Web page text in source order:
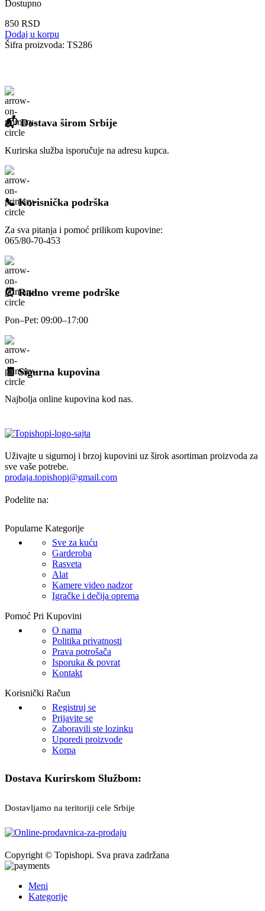
Dostupno
850 RSD
Dodaj u korpu
Šifra proizvoda: TS286
📬 Dostava širom Srbije
Kurirska služba isporučuje na adresu kupca.
📞 Korisnička podrška
Za sva pitanja i pomoć prilikom kupovine:
065/80-70-453
⏰ Radno vreme podrške
Pon–Pet: 09:00–17:00
🧾 Sigurna kupovina
Najbolja online kupovina kod nas.
Uživajte u sigurnoj i brzoj kupovini uz širok asortiman proizvoda za
sve vaše potrebe.
prodaja.topishopi@gmail.com
Podelite na:
Popularne Kategorije
Sve za kuću
Garderoba
Rasveta
Alat
Kamere video nadzor
Igračke i dečija oprema
Pomoć Pri Kupovini
O nama
Politika privatnosti
Prava potrošača
Isporuka & povrat
Kontakt
Korisnički Račun
Registruj se
Prijavite se
Zaboravili ste lozinku
Uporedi proizvode
Korpa
Dostava Kurirskom Službom:
Dostavljamo na teritoriji cele Srbije
Copyright © Topishopi. Sva prava zadržana
Meni
Kategorije